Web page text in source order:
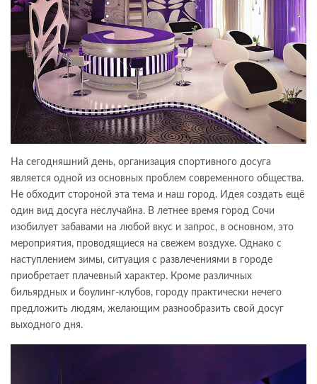
На сегодняшний день, организация спортивного досуга
является одной из основных проблем современного общества.
Не обходит стороной эта тема и наш город. Идея создать ещё
один вид досуга неслучайна. В летнее время город Сочи
изобилует забавами на любой вкус и запрос, в основном, это
мероприятия, проводящиеся на свежем воздухе. Однако с
наступлением зимы, ситуация с развлечениями в городе
приобретает плачевный характер. Кроме различных
бильярдных и боулинг-клубов, городу практически нечего
предложить людям, желающим разнообразить свой досуг
выходного дня.